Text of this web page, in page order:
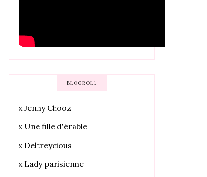
BLOGROLL
x Jenny Chooz
x Une fille d'érable
x Deltreycious
x Lady parisienne